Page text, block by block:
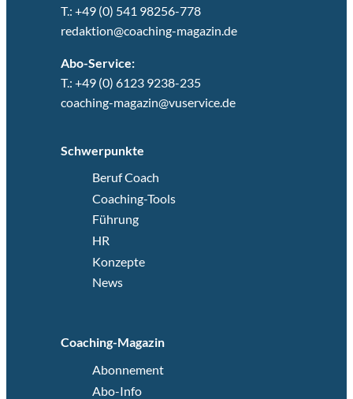
T.: +49 (0) 541 98256-778
redaktion@coaching-magazin.de
Abo-Service:
T.: +49 (0) 6123 9238-235
coaching-magazin@vuservice.de
Schwerpunkte
Beruf Coach
Coaching-Tools
Führung
HR
Konzepte
News
Coaching-Magazin
Abonnement
Abo-Info